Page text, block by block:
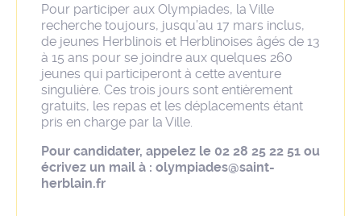
Pour participer aux Olympiades, la Ville
recherche toujours, jusqu’au 17 mars inclus,
de jeunes Herblinois et Herblinoises âgés de 13
à 15 ans pour se joindre aux quelques 260
jeunes qui participeront à cette aventure
singulière. Ces trois jours sont entièrement
gratuits, les repas et les déplacements étant
pris en charge par la Ville.
Pour candidater, appelez le 02 28 25 22 51 ou
écrivez un mail à : olympiades@saint-
herblain.fr